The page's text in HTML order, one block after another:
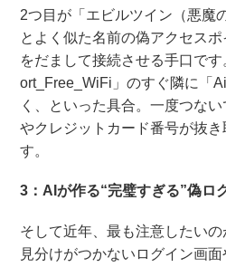
2つ目が「エビルツイン（悪魔
とよく似た名前の偽アクセス
をだまして接続させる手口で
ort_Free_WiFi」のすぐ隣に「
く、といった具合。一度つな
やクレジットカード番号が抜
す。
3：AIが作る“完璧すぎる”偽ロ
そして近年、最も注意したい
見分けがつかないログイン画